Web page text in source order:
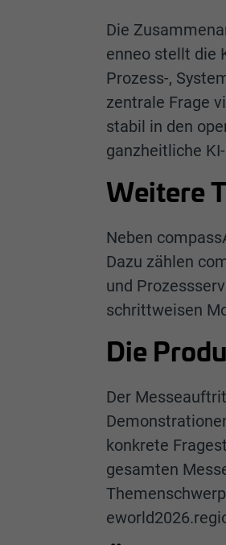
Die
enneo stellt die
Prozess-,
zentrale Frage
stabil in den
ganzheitliche
Weitere
Neben
Dazu zählen
und
schrittweisen
Die
Der
konkrete
gesamten